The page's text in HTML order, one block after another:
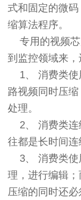
式和固定的微
缩算法程序。
专用的视频芯
到监控领域来，
1、 消费类使
路视频同时压
处理。
2、 消费类连
往都是长时间连
3、 消费类使
理，进行编辑
压缩的同时还必